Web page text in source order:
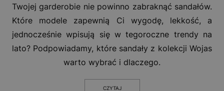
Twojej garderobie nie powinno zabraknąć sandałów.
Które modele zapewnią Ci wygodę, lekkość, a
jednocześnie wpisują się w tegoroczne trendy na
lato? Podpowiadamy, które sandały z kolekcji Wojas
warto wybrać i dlaczego.
CZYTAJ